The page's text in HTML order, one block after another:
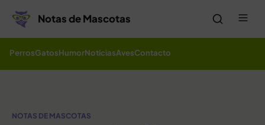
Notas de Mascotas
PerrosGatosHumorNoticiasAvesContacto
NOTAS DE MASCOTAS